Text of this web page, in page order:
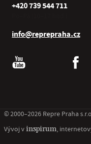
+420 739 544 711
info@reprepraha.cz
© 2000–2026 Repre Praha
Vývoj vinspirum,